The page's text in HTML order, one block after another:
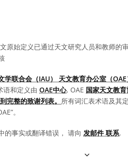
原始定义已通过天文研究人员和教师的
学联合会（IAU） 天文教育办公室（OAE
语和定义由 OAE中心, OAE 国家天文教育
完整的致谢列表。 所有词汇表术语及其
。
的事实或翻译错误， 请向 发邮件 联系.